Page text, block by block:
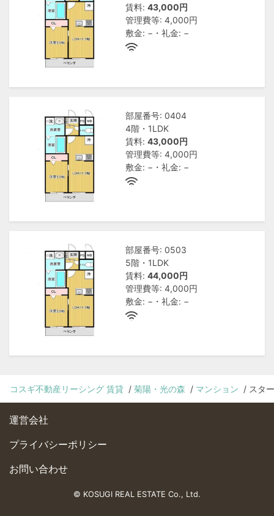
賃料: 43,000円
管理費等: 4,000円
敷金: −・礼金: −
部屋番号: 0404
4階・1LDK
賃料: 43,000円
管理費等: 4,000円
敷金: −・礼金: −
部屋番号: 0503
5階・1LDK
賃料: 44,000円
管理費等: 4,000円
敷金: −・礼金: −
コスギ不動産リーシング 賃貸 菊陽・光の森 マンション スタ
運営会社
プライバシーポリシー
お問い合わせ
© KOSUGI REAL ESTATE Co., Ltd.